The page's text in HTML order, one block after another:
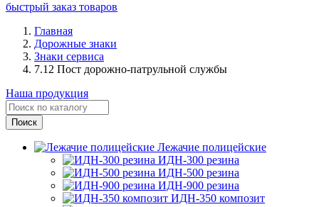
быстрый заказ товаров
Главная
Дорожные знаки
Знаки сервиса
7.12 Пост дорожно-патрульной службы
Наша продукция
Лежачие полицейские
ИДН-300 резина
ИДН-500 резина
ИДН-900 резина
ИДН-350 композит